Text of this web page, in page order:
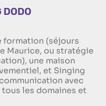
DODO
formation (séjours
Maurice, ou stratégie
une maison
et Singing
avec
tous les domaines et